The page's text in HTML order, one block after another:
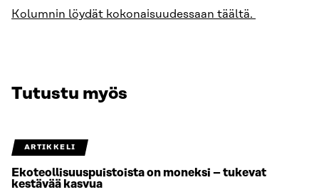
Kolumnin löydät kokonaisuudessaan täältä.
Tutustu myös
ARTIKKELI
Ekoteollisuuspuistoista on moneksi – tukevat
kestävää kasvua